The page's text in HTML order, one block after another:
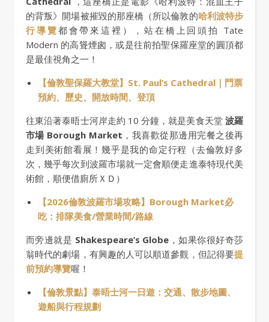
的背叛》開場被摧毀的那座橋（所以倫敦的哈利波特步
行導覽都會帶來這裡），站在橋上回頭拍 Tate
Modern 的高聳煙囪，或是往前拍聖保羅座堂的圓頂都
是最佳視角之一！
【倫敦聖保羅大教堂】St. Paul’s Cathedral｜門票
預約、歷史、開放時間、登頂
往東沿著泰晤士河岸走約 10 分鐘，就是美食天堂 波羅
市場 Borough Market ，我喜歡從那邊用完餐之後再
走到美術館看展！幾乎是我的命定行程（去倫敦好多
次，幾乎每次到波羅市場就一定會順便走進泰特現代美
術館，順便借廁所ＸＤ）
【2026倫敦波羅市場攻略】Borough Market必
吃：排隊美食/營業時間/路線
而旁邊就是 Shakespeare’s Globe ，如果你很好奇莎
翁時代的劇場，有興趣的人可以順道參觀，但記得要提
前預約導覽喔！
【倫敦景點】泰晤士河一日遊：交通、散步地圖、
遊船與行程規劃